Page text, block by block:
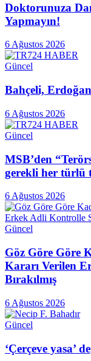
Doktorunuza
Yapmayın!
6 Ağustos 2026
Güncel
Bahçeli,
6 Ağustos 2026
Güncel
MSB’den
gerekli her türlü
6 Ağustos 2026
Güncel
Göz Göre Göre
Kararı Verilen
Bırakılmış
6 Ağustos 2026
Güncel
‘Çerçeve yasa’